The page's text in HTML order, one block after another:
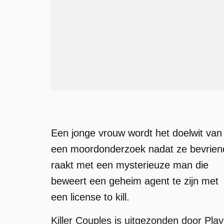
Een jonge vrouw wordt het doelwit van
een moordonderzoek nadat ze
raakt met een mysterieuze man die
beweert een geheim agent te zijn met
een license to kill.
Killer Couples is uitgezonden door Play